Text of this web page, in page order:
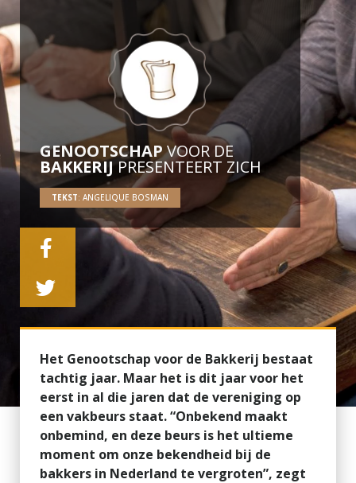
GENOOTSCHAPVOOR DE
BAKKERIJPRESENTEERT ZICH
TEKST: ANGELIQUE BOSMAN
Het Genootschap voor de Bakkerij bestaat
tachtig jaar. Maar het is dit jaar voor het
eerst in al die jaren dat de vereniging op
een vakbeurs staat. “Onbekend maakt
onbemind, en deze beurs is het ultieme
moment om onze bekendheid bij de
bakkers in Nederland te vergroten”, zegt